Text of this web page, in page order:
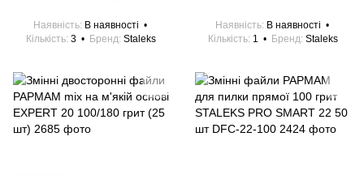
Наявність В наявності
Кількість 3 Бренд Staleks
Наявність В наявності
Кількість 1 Бренд Staleks